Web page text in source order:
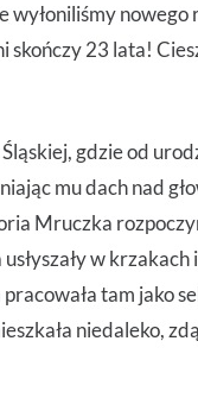
wyłoniliśmy nowego
23 lata!
gdzie od
mu dach nad
Mruczka
w
tam jako
niedaleko,